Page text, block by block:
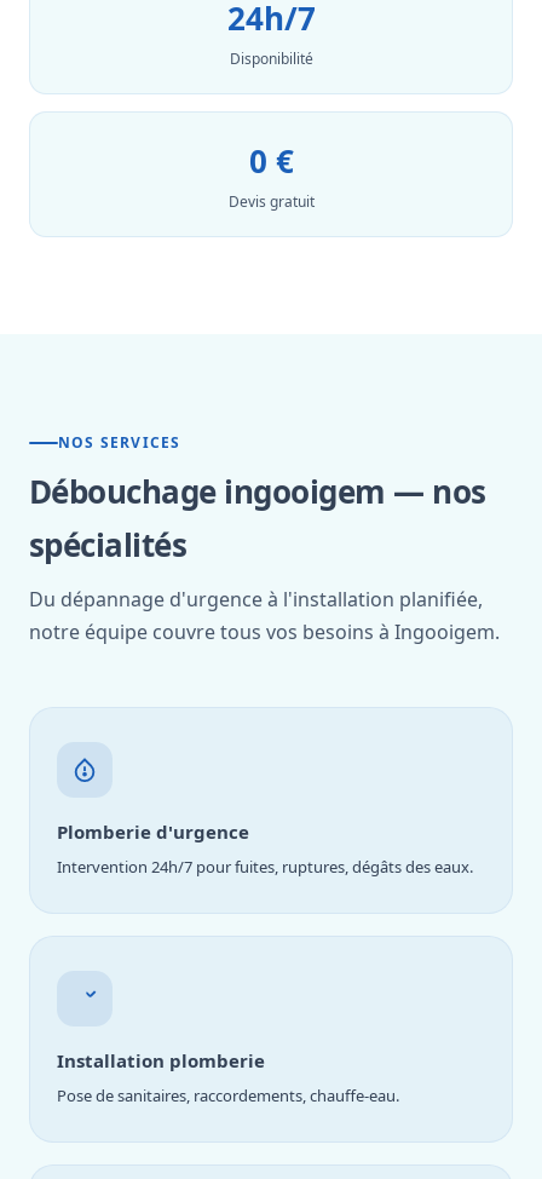
24h/7
Disponibilité
0 €
Devis gratuit
NOS SERVICES
Débouchage ingooigem — nos
spécialités
Du dépannage d'urgence à l'installation planifiée,
notre équipe couvre tous vos besoins à Ingooigem.
Plomberie d'urgence
Intervention 24h/7 pour fuites, ruptures, dégâts des eaux.
Installation plomberie
Pose de sanitaires, raccordements, chauffe-eau.